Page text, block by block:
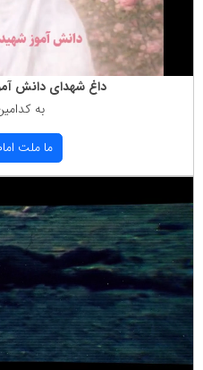
داغ شهدای دانش
به
ما ملت